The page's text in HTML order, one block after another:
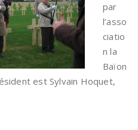
par
l’asso
ciatio
n la
Baïon
est Sylvain Hoquet,